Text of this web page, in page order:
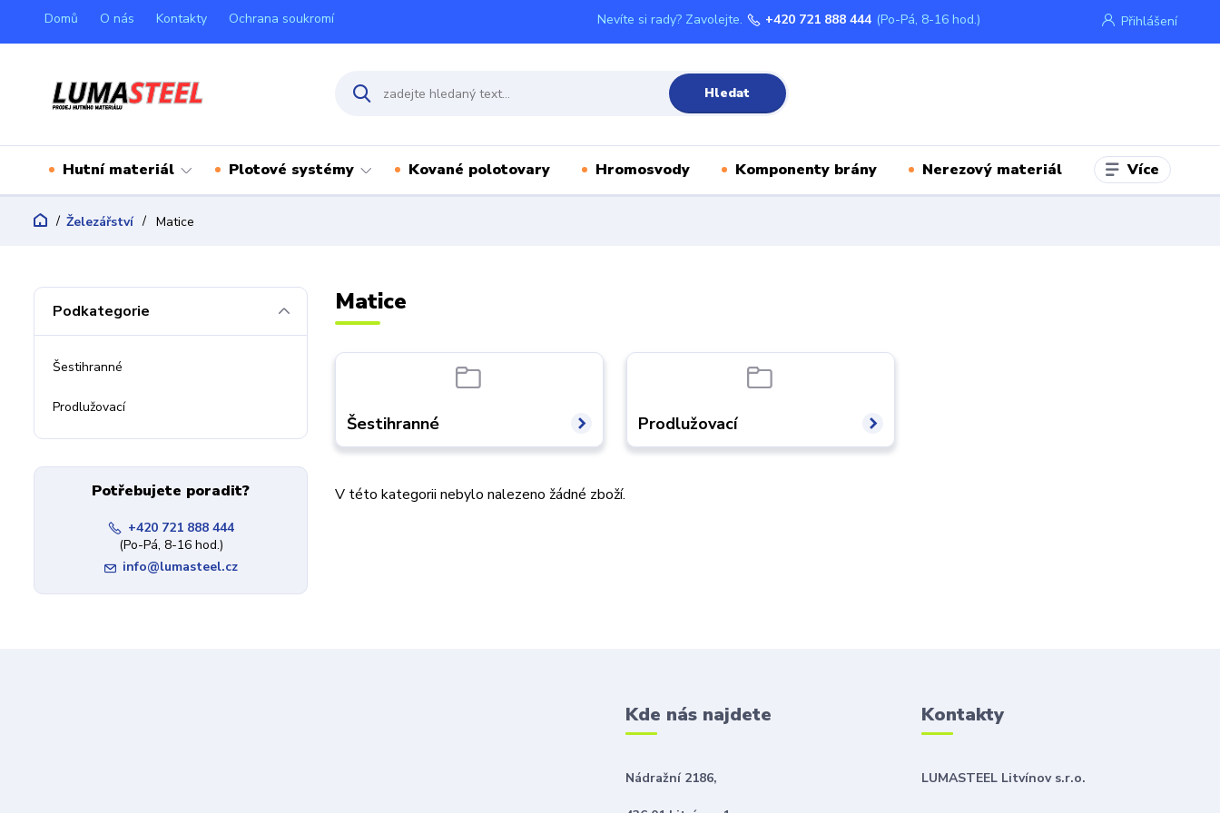
Domů O nás Kontakty Ochrana soukromí Přihlášení
Hledat
Nevíte si rady? Zavolejte. +420 721 888 444 (Po-Pá, 8-16 hod.)
Hutní materiál Plotové systémy Kované polotovary Hromosvody Komponenty brány Nerezový materiál Více
Železářství Matice
Matice
Šestihranné Prodlužovací
V této kategorii nebylo nalezeno žádné zboží.
Podkategorie
Šestihranné
Prodlužovací
Potřebujete poradit?
+420 721 888 444
(Po-Pá, 8-16 hod.)
info@lumasteel.cz
Kde nás najdete
Nádražní 2186,
Kontakty
LUMASTEEL Litvínov s.r.o.